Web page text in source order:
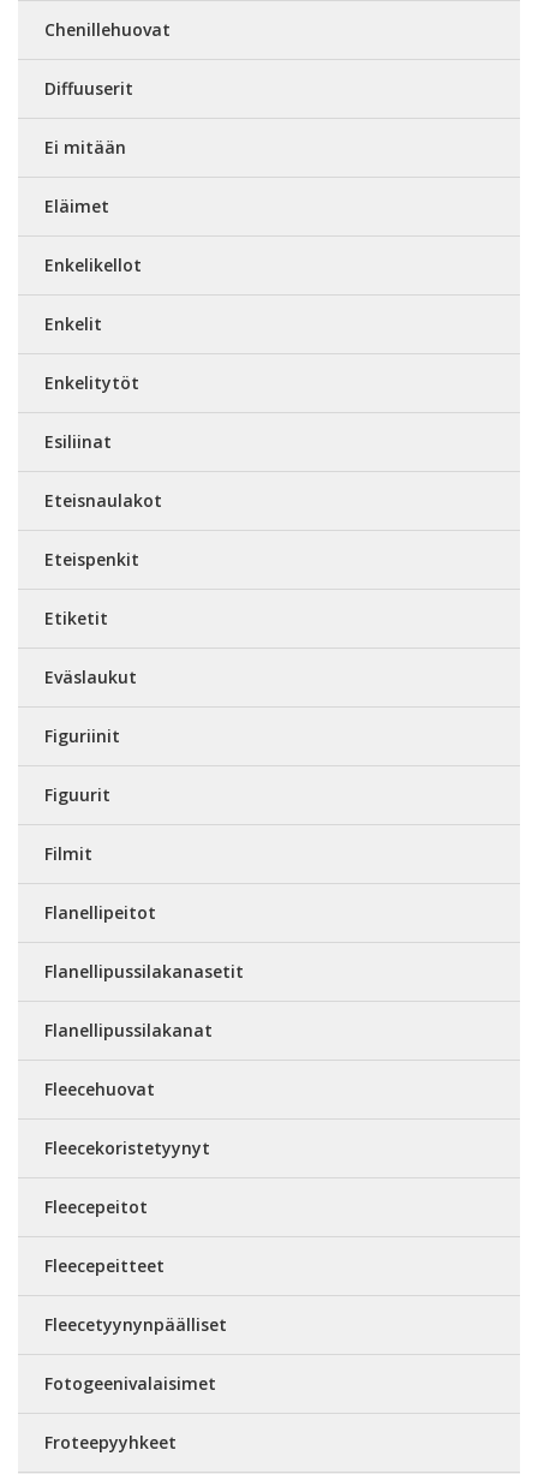
Chenillehuovat
Diffuuserit
Ei mitään
Eläimet
Enkelikellot
Enkelit
Enkelitytöt
Esiliinat
Eteisnaulakot
Eteispenkit
Etiketit
Eväslaukut
Figuriinit
Figuurit
Filmit
Flanellipeitot
Flanellipussilakanasetit
Flanellipussilakanat
Fleecehuovat
Fleecekoristetyynyt
Fleecepeitot
Fleecepeitteet
Fleecetyynynpäälliset
Fotogeenivalaisimet
Froteepyyhkeet